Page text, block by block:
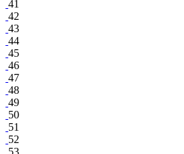
41
42
43
44
45
46
47
48
49
50
51
52
53